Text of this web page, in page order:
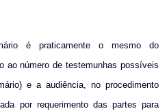
é praticamente o mesmo do
ao número de testemunhas possíveis
e a audiência, no procedimento
por requerimento das partes para